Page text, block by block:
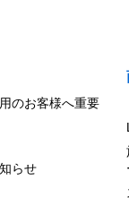
のお客様へ重要
らせ